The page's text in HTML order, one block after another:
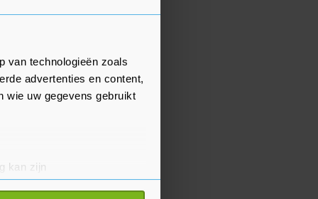
van technologieën zoals
advertenties en content,
wie uw gegevens gebruikt
kan zijn